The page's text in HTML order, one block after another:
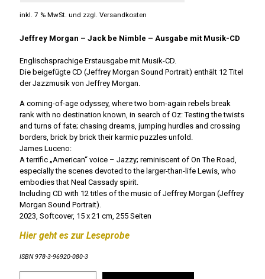
inkl. 7 % MwSt.
Jeffrey Morgan – Jack be Nimble – Ausgabe mit Musik-CD
Englischsprachige Erstausgabe mit Musik-CD.
Die beigefügte CD (Jeffrey Morgan Sound Portrait) enthält 12 Titel
der Jazzmusik von Jeffrey Morgan.
A coming-of-age odyssey, where two born-again rebels break
rank with no destination known, in search of Oz: Testing the twists
and turns of fate; chasing dreams, jumping hurdles and crossing
borders, brick by brick their karmic puzzles unfold.
James Luceno:
A terrific „American“ voice – Jazzy; reminiscent of On The Road,
especially the scenes devoted to the larger-than-life Lewis, who
embodies that Neal Cassady spirit.
Including CD with 12 titles of the music of Jeffrey Morgan (Jeffrey
Morgan Sound Portrait).
2023, Softcover, 15 x 21 cm, 255 Seiten
Hier geht es zur Leseprobe
ISBN 978-3-96920-080-3